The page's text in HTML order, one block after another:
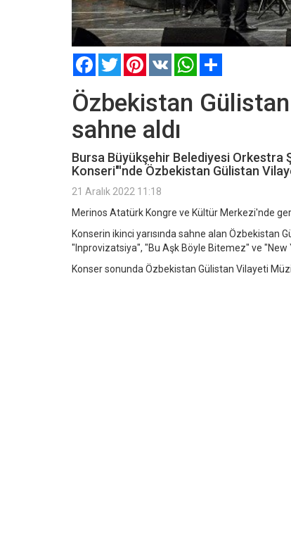
FacebookTwitterPinterest
VK WhatsApp
Özbekistan
sahne aldı
Bursa Büyükşehir Belediyesi Orkestra
Konseri"'nde Özbekistan Gülistan
21 Aralık 2022 11:18
Merinos Atatürk Kongre ve Kültür Merkezi'nde
Konserin ikinci yarısında sahne alan Özbekistan
"Inprovizatsiya", "Bu Aşk Böyle Bitemez" ve "New
Konser sonunda Özbekistan Gülistan Vilayeti